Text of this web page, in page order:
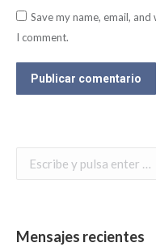
Save my name, email,
I comment.
Publicar comentario
Mensajes recientes